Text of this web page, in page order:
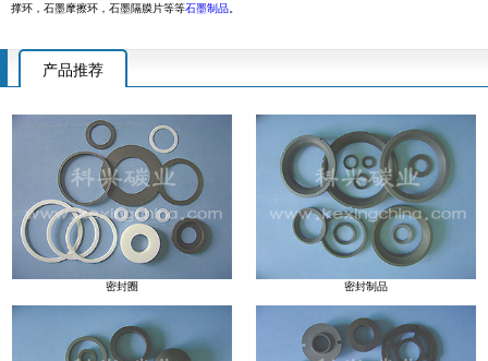
撑环，石墨摩擦环，石墨隔膜片等等石墨制品
产品推荐
密封圈 密封制品